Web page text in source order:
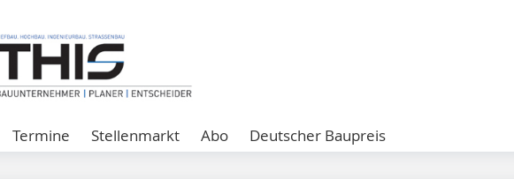
Termine Stellenmarkt Abo Deutscher Baupreis